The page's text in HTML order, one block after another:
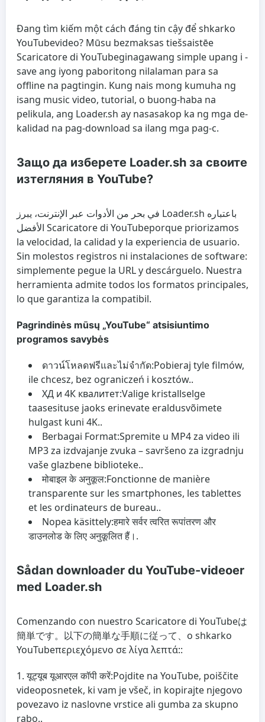
Đang tìm kiếm một cách đáng tin cậy đểshkarko
YouTubevideo? Mūsu bezmaksas tiešsaistēe
Scaricatore di YouTubeginagawang simple upang i -
save ang iyong paboritong nilalaman para sa
offline na pagtingin. Kung nais mong kumuha ng
isang music video, tutorial, o buong-haba na
pelikula, ang Loader.sh ay nasasakop ka ng mga de-
kalidad na pag-download sa ilang mga pag-c.
Защо да изберете Loader.sh за своите
изтегляния в YouTube?
في بحر من الأدوات عبر الإنترنت، يبرز Loader.sh باعتباره
Scaricatore di YouTubeporque priorizamos
la velocidad, la calidad y la experiencia de usuario.
Sin molestos registros ni instalaciones de software:
simplemente pegue la URL y descárguelo. Nuestra
herramienta admite todos los formatos principales,
lo que garantiza la compatibil.
Pagrindinės mūsų „YouTube“ atsisiuntimo
programos savybės
ดาวน์โหลดฟรีและไม่จำกัด:Pobieraj tyle filmów,
ile chcesz, bez ograniczeń i kosztów..
ХД и 4К квалитет:Valige kristallselge
taasesituse jaoks erinevate eraldusvõimete
hulgast kuni 4K..
Berbagai Format:Spremite u MP4 za video ili
MP3 za izdvajanje zvuka – savršeno za izgradnju
vaše glazbene biblioteke..
मोबाइल के अनुकूल:Fonctionne de manière
transparente sur les smartphones, les tablettes
et les ordinateurs de bureau..
Nopea käsittely:हमारे सर्वर त्वरित रूपांतरण और
डाउनलोड के लिए अनुकूलित हैं।.
Sådan downloader du YouTube-videoer
med Loader.sh
Comenzando con nuestro Scaricatore di YouTubeは
簡単です。以下の簡単な手順に従って、o shkarko
YouTubeπεριεχόμενο σε λίγα λεπτά::
यूट्यूब यूआरएल कॉपी करें:Pojdite na YouTube, poiščite
videoposnetek, ki vam je všeč, in kopirajte njegovo
povezavo iz naslovne vrstice ali gumba za skupno
rabo..